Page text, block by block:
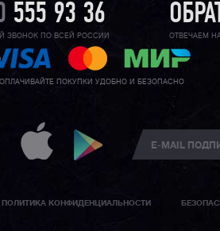
555 93 36
ЗВОНОК ПО ВСЕЙ РОССИИ ОТВЕЧАЕМ
ОПЛАЧИВАЙТЕ ПОКУПКИ УДОБНО И БЕЗОПАСНО
ПОЛИТИКА КОНФИДЕНЦИАЛЬНОСТИ